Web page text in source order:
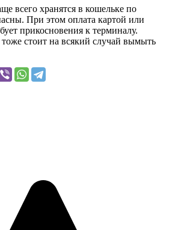
всего хранятся в кошельке по
При этом оплата картой или
прикосновения к терминалу.
стоит на всякий случай вымыть